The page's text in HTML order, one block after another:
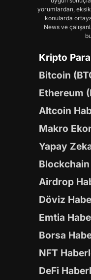
yorumlardan,
konularda
News ve
Kripto
Bitcoin
Ethereum
Altcoin
Makro
Yapay
Airdrop
Döviz
Emtia
Borsa
NFT
DeFi